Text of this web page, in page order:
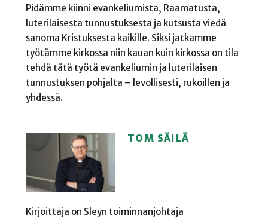
Pidämme kiinni evankeliumista, Raamatusta,
luterilaisesta tunnustuksesta ja kutsusta viedä
sanoma Kristuksesta kaikille. Siksi jatkamme
työtämme kirkossa niin kauan kuin kirkossa on tila
tehdä tätä työtä evankeliumin ja luterilaisen
tunnustuksen pohjalta – levollisesti, rukoillen ja
yhdessä.
TOM SÄILÄ
Kirjoittaja on Sleyn toiminnanjohtaja